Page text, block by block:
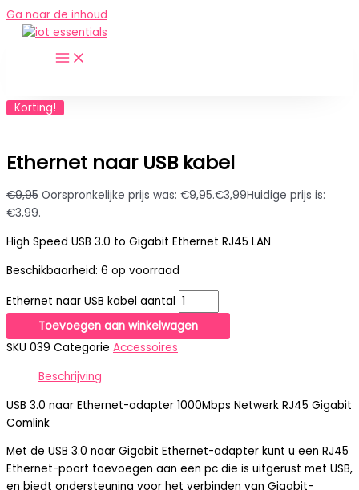
Ga naar de inhoud
Korting!
Ethernet naar USB kabel
€9,95 Oorspronkelijke prijs was: €9,95.€3,99Huidige prijs is:
€3,99.
High Speed USB 3.0 to Gigabit Ethernet RJ45 LAN
Beschikbaarheid: 6 op voorraad
Ethernet naar USB kabel aantal
Toevoegen aan winkelwagen
SKU 039 Categorie Accessoires
Beschrijving
USB 3.0 naar Ethernet-adapter 1000Mbps Netwerk RJ45 Gigabit
Comlink
Met de USB 3.0 naar Gigabit Ethernet-adapter kunt u een RJ45
Ethernet-poort toevoegen aan een pc die is uitgerust met USB,
en biedt ondersteuning voor het verbinden van Gigabit-